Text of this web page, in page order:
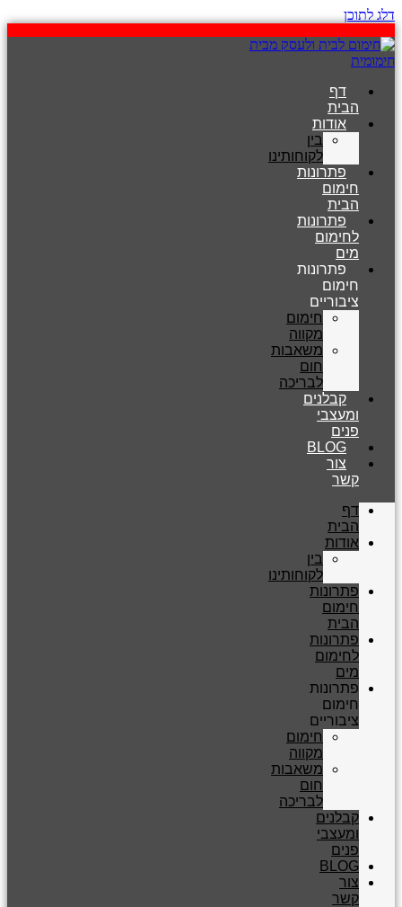
דלג לתוכן
דף
הבית
אודות
בין
לקוחותינו
פתרונות
חימום
הבית
פתרונות
לחימום
מים
פתרונות
חימום
ציבוריים
חימום
מקווה
משאבות
חום
לבריכה
קבלנים
ומעצבי
פנים
BLOG
צור
קשר
דף
הבית
אודות
בין
לקוחותינו
פתרונות
חימום
הבית
פתרונות
לחימום
מים
פתרונות
חימום
ציבוריים
חימום
מקווה
משאבות
חום
לבריכה
קבלנים
ומעצבי
פנים
BLOG
צור
קשר